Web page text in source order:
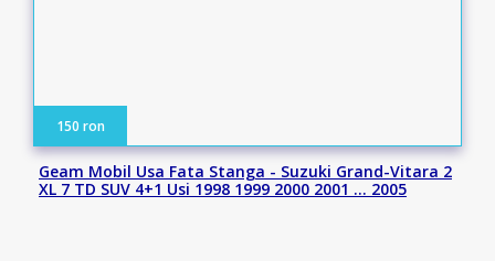
150 ron
Geam Mobil Usa Fata Stanga - Suzuki Grand-Vitara 2
XL 7 TD SUV 4+1 Usi 1998 1999 2000 2001 … 2005